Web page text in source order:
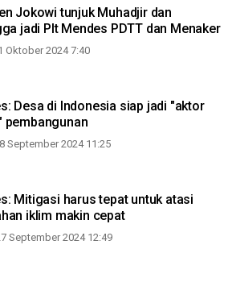
Jokowi tunjuk Muhadjir dan
jadi Plt Mendes PDTT dan Menaker
Oktober 2024 7:40
Desa di Indonesia siap jadi "aktor
pembangunan
September 2024 11:25
atasi
iklim makin cepat
September 2024 12:49